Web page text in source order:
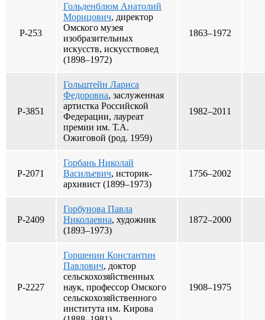
Р-253
Гольденблюм Анатолий
Морицович, директор
Омского музея
изобразительных
искусств, искусствовед
(1898–1972)
1863–1972
Р-3851
Гольштейн Лариса
Федоровна, заслуженная
артистка Российской
Федерации, лауреат
премии им. Т.А.
Ожиговой (род. 1959)
1982–2011
Р-2071
Горбань Николай
Васильевич, историк-
архивист (1899–1973)
1756–2002
Р-2409
Горбунова Павла
Николаевна, художник
(1893–1973)
1872–2000
Р-2227
Горшенин Константин
Павлович, доктор
сельскохозяйственных
наук, профессор Омского
сельскохозяйственного
института им. Кирова
1908–1975